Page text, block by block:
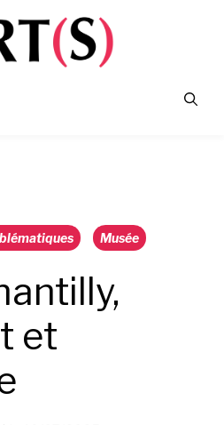
Musée
et